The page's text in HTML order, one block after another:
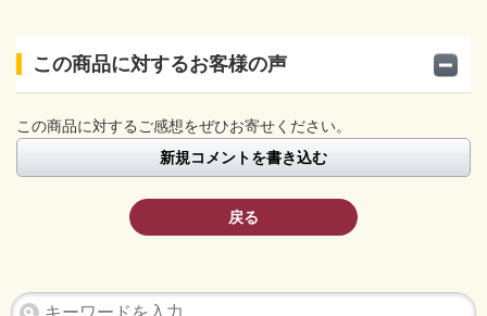
この商品に対するお客様の声
この商品に対するご感想をぜひお寄せください。
新規コメントを書き込む
戻る